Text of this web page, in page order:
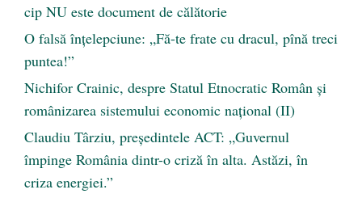
cip NU este document de călătorie
O falsă înțelepciune: „Fă-te frate cu dracul, pînă treci
puntea!”
Nichifor Crainic, despre Statul Etnocratic Român şi
românizarea sistemului economic naţional (II)
Claudiu Târziu, președintele ACT: „Guvernul
împinge România dintr-o criză în alta. Astăzi, în
criza energiei.”